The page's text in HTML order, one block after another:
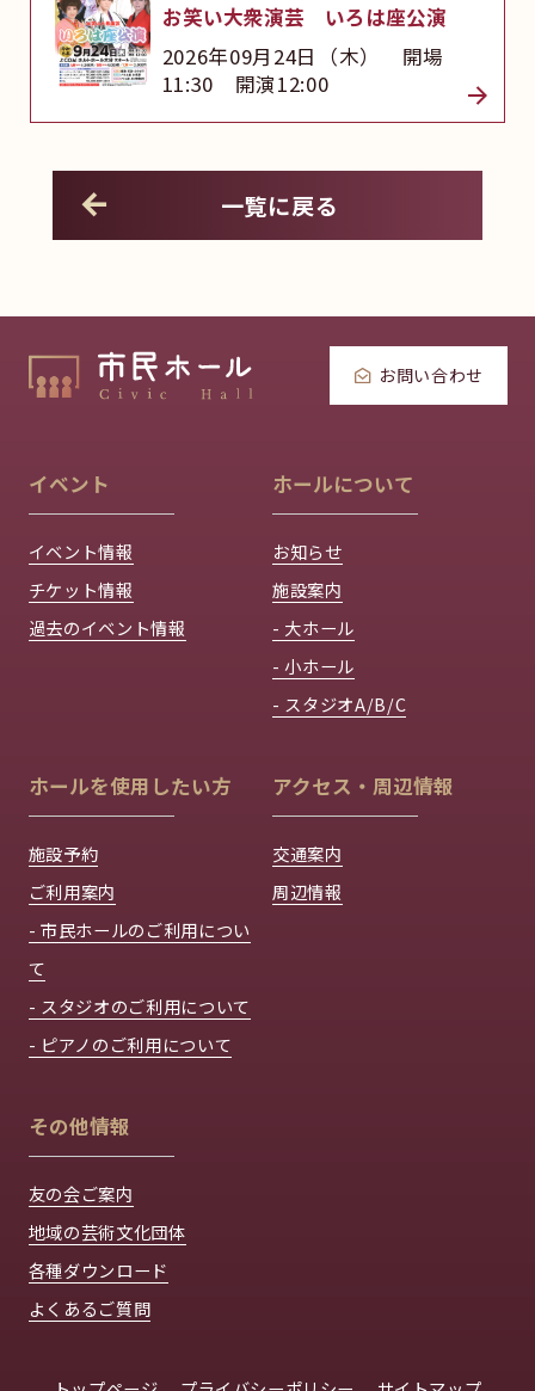
お笑い大衆演芸 いろは座公演
2026年09月24日（木） 開場
11:30 開演12:00
一覧に戻る
お問い合わせ
イベント
イベント情報
チケット情報
過去のイベント情報
ホールについて
お知らせ
施設案内
- 大ホール
- 小ホール
- スタジオA/B/C
ホールを使用したい方
施設予約
ご利用案内
- 市民ホールのご利用につい
て
- スタジオのご利用について
- ピアノのご利用について
アクセス・周辺情報
交通案内
周辺情報
その他情報
友の会ご案内
地域の芸術文化団体
各種ダウンロード
よくあるご質問